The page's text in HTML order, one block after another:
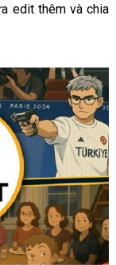
edit thêm và chia